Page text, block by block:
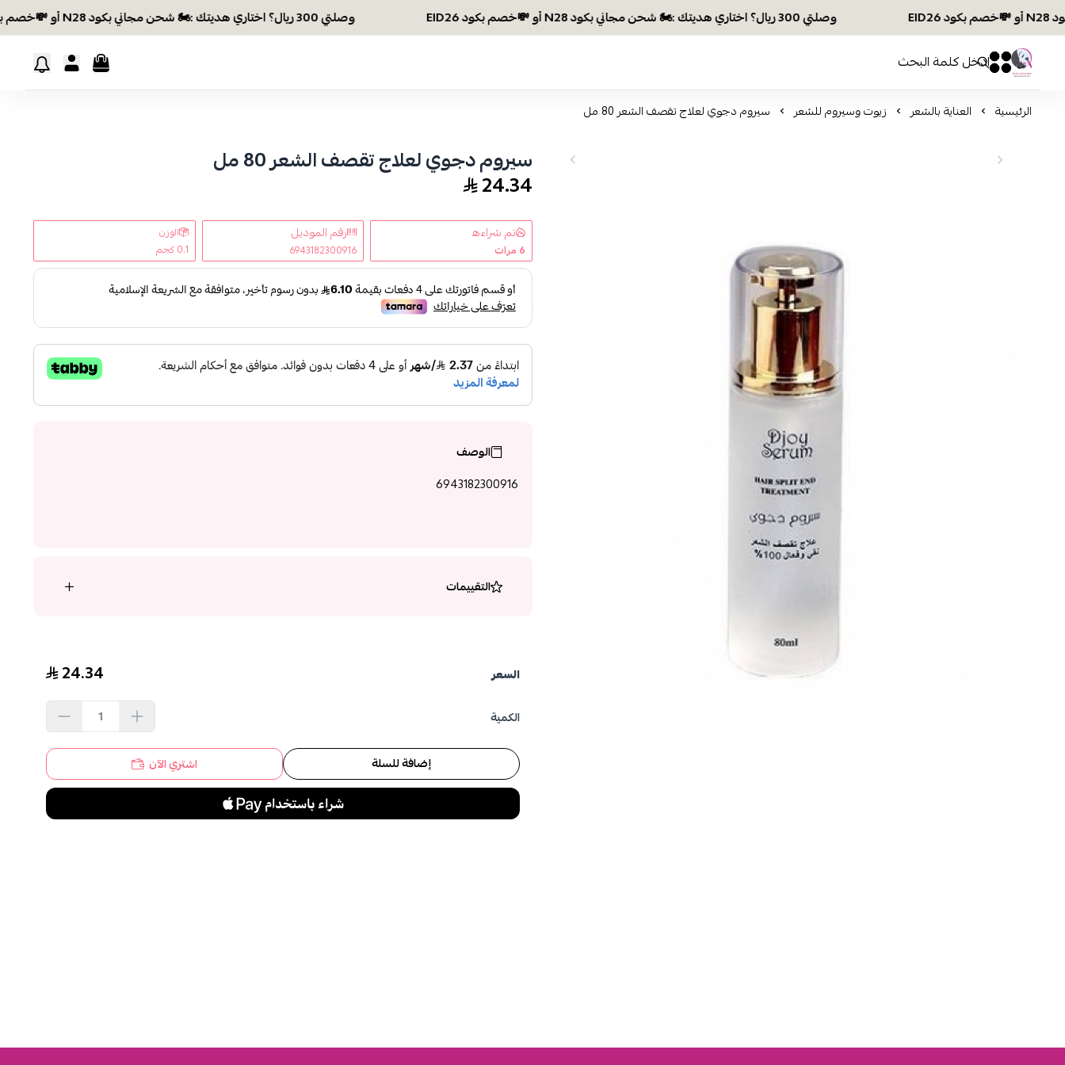
وصلتي 300 ريال؟ اختاري هديتك :🏍 شحن مجاني بكود N28 أو 💸خصم بكود EID26 وصلتي 300 ريال؟ اختاري هديتك :🏍 شحن مجاني بكود N28 أو 💸خصم بكود EID26
افكار ومخازن العناية
0 0
الرئيسية العناية بالشعر زيوت وسيروم للشعر سيروم دجوي لعلاج تقصف الشعر 80 مل
سيروم دجوي لعلاج تقصف الشعر 80 مل
24.34
تم شراءه
6 مرات
رقم الموديل
6943182300916
الوزن
0.1 كجم
الوصف
6943182300916
التقييمات
السعر 24.34
الكمية
إضافة للسلة اشتري الآن